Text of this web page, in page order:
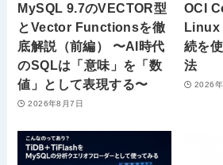
MySQL 9.7のVECTOR型
とVector Functionsを徹
底解説（前編） 〜AI時代
のSQLは「意味」を「数
値」として表現する〜
2026年8月7日
OCI
Linux
続を
法
2026